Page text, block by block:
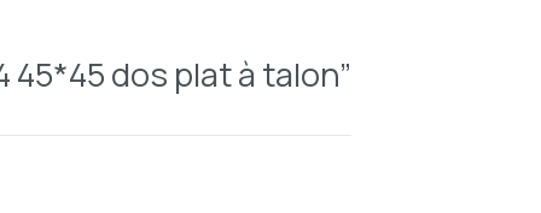
dos plat à talon”